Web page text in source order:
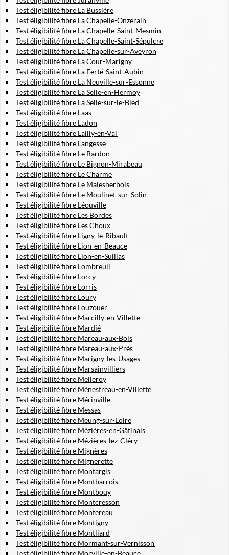
Test éligibilité fibre La Bussière
Test éligibilité fibre La Chapelle-Onzerain
Test éligibilité fibre La Chapelle-Saint-Mesmin
Test éligibilité fibre La Chapelle-Saint-Sépulcre
Test éligibilité fibre La Chapelle-sur-Aveyron
Test éligibilité fibre La Cour-Marigny
Test éligibilité fibre La Ferté-Saint-Aubin
Test éligibilité fibre La Neuville-sur-Essonne
Test éligibilité fibre La Selle-en-Hermoy
Test éligibilité fibre La Selle-sur-le-Bied
Test éligibilité fibre Laas
Test éligibilité fibre Ladon
Test éligibilité fibre Lailly-en-Val
Test éligibilité fibre Langesse
Test éligibilité fibre Le Bardon
Test éligibilité fibre Le Bignon-Mirabeau
Test éligibilité fibre Le Charme
Test éligibilité fibre Le Malesherbois
Test éligibilité fibre Le Moulinet-sur-Solin
Test éligibilité fibre Léouville
Test éligibilité fibre Les Bordes
Test éligibilité fibre Les Choux
Test éligibilité fibre Ligny-le-Ribault
Test éligibilité fibre Lion-en-Beauce
Test éligibilité fibre Lion-en-Sullias
Test éligibilité fibre Lombreuil
Test éligibilité fibre Lorcy
Test éligibilité fibre Lorris
Test éligibilité fibre Loury
Test éligibilité fibre Louzouer
Test éligibilité fibre Marcilly-en-Villette
Test éligibilité fibre Mardié
Test éligibilité fibre Mareau-aux-Bois
Test éligibilité fibre Mareau-aux-Prés
Test éligibilité fibre Marigny-les-Usages
Test éligibilité fibre Marsainvilliers
Test éligibilité fibre Melleroy
Test éligibilité fibre Ménestreau-en-Villette
Test éligibilité fibre Mérinville
Test éligibilité fibre Messas
Test éligibilité fibre Meung-sur-Loire
Test éligibilité fibre Mézières-en-Gâtinais
Test éligibilité fibre Mézières-lez-Cléry
Test éligibilité fibre Mignères
Test éligibilité fibre Mignerette
Test éligibilité fibre Montargis
Test éligibilité fibre Montbarrois
Test éligibilité fibre Montbouy
Test éligibilité fibre Montcresson
Test éligibilité fibre Montereau
Test éligibilité fibre Montigny
Test éligibilité fibre Montliard
Test éligibilité fibre Mormant-sur-Vernisson
Test éligibilité fibre Morville-en-Beauce